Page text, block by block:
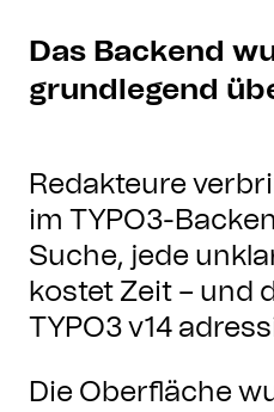
Das Backend
grundlegend
Redakteure
im TYPO3-
Suche, jede
kostet Zeit – und
TYPO3 v14
Die Oberfläche